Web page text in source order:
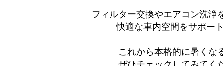
フィルター交換やエアコン洗浄
快適な車内空間をサポー
これから本格的に暑くな